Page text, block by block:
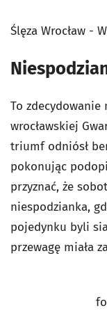
Ślęza Wrocław -
To zdecydowanie
wrocławskiej
triumf odniósł
pokonując
przyznać, że
niespodzianka,
pojedynku byli
przewagę miała